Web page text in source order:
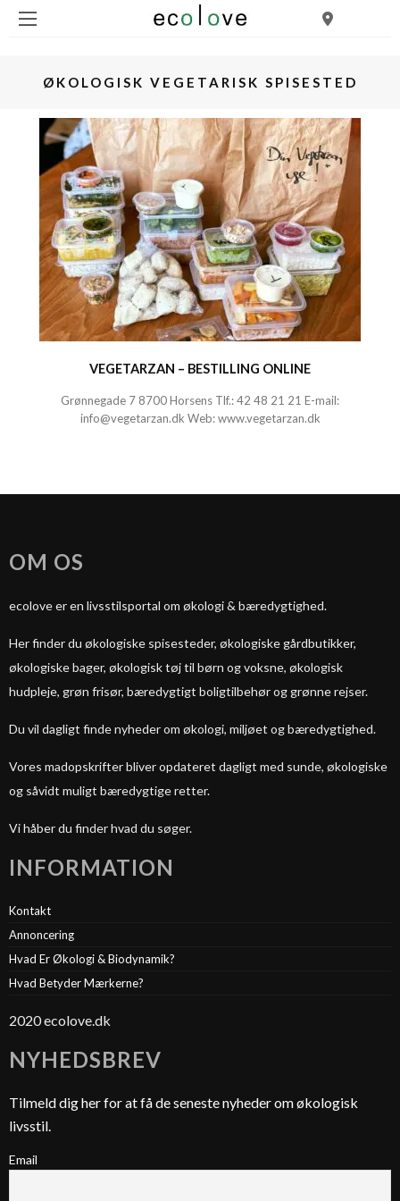
ØKOLOGISK VEGETARISK SPISESTED
VEGETARZAN – BESTILLING ONLINE
Grønnegade 7 8700 Horsens Tlf.:42 48 21 21 E-mail:
info@vegetarzan.dk Web:www.vegetarzan.dk
OM OS
ecolove er en livsstilsportal om økologi & bæredygtighed.
Her finder du økologiske spisesteder, økologiske gårdbutikker,
økologiske bager, økologisk tøj til børn og voksne, økologisk
hudpleje, grøn frisør, bæredygtigt boligtilbehør og grønne rejser.
Du vil dagligt finde nyheder om økologi, miljøet og bæredygtighed.
Vores madopskrifter bliver opdateret dagligt med sunde, økologiske
og såvidt muligt bæredygtige retter.
Vi håber du finder hvad du søger.
INFORMATION
Kontakt
Annoncering
Hvad Er Økologi & Biodynamik?
Hvad Betyder Mærkerne?
2020 ecolove.dk
NYHEDSBREV
Tilmeld dig her for at få de seneste nyheder om økologisk
livsstil.
Email